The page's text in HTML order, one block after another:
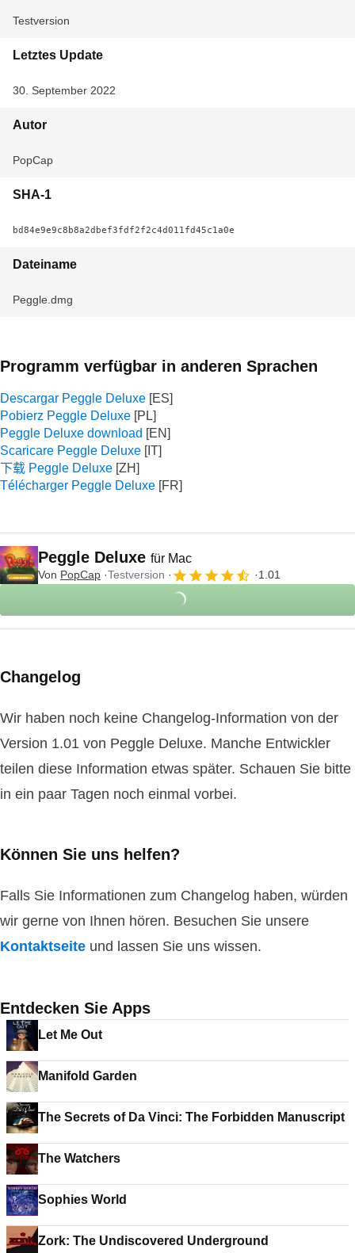
Testversion
Letztes Update
30. September 2022
Autor
PopCap
SHA-1
bd84e9e9c8b8a2dbef3fdf2f2c4d011fd45c1a0e
Dateiname
Peggle.dmg
Programm verfügbar in anderen Sprachen
Descargar Peggle Deluxe
Pobierz Peggle Deluxe
Peggle Deluxe download
Scaricare Peggle Deluxe
下载 Peggle Deluxe
Télécharger Peggle Deluxe
Peggle Deluxe für Mac
Von PopCap Testversion 1.01
Changelog
Wir haben noch keine Changelog-Information von der
Version 1.01 von Peggle Deluxe. Manche Entwickler
teilen diese Information etwas später. Schauen Sie bitte
in ein paar Tagen noch einmal vorbei.
Können Sie uns helfen?
Falls Sie Informationen zum Changelog haben, würden
wir gerne von Ihnen hören. Besuchen Sie unsere
Kontaktseite und lassen Sie uns wissen.
Entdecken Sie Apps
Let Me Out
Manifold Garden
The Secrets of Da Vinci: The Forbidden Manuscript
The Watchers
Sophies World
Zork: The Undiscovered Underground